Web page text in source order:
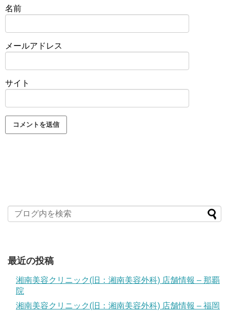
名前
メールアドレス
サイト
最近の投稿
湘南美容クリニック(旧：湘南美容外科) 店舗情報 – 那覇
院
湘南美容クリニック(旧：湘南美容外科) 店舗情報 – 福岡